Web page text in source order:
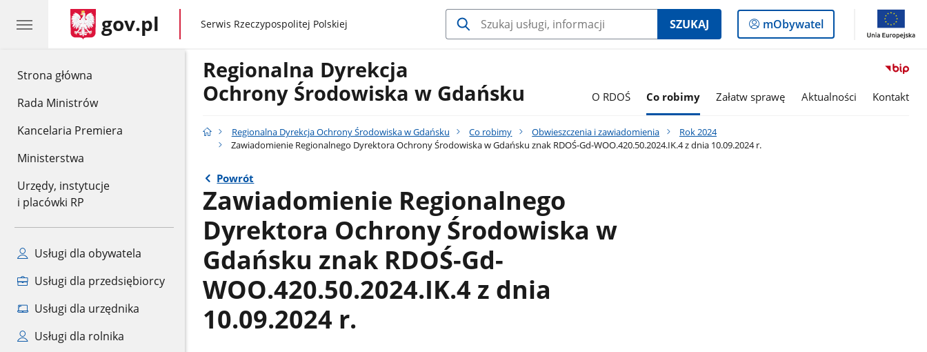
Strona główna
Rada Ministrów
Kancelaria Premiera
Ministerstwa
Urzędy, instytucje
i placówki RP
Usługi dla obywatela
Usługi dla przedsiębiorcy
Usługi dla urzędnika
Usługi dla rolnika
gov.pl gov.pl
Serwis Rzeczypospolitej Polskiej SZUKAJ
Logowanie
do
mObywatel
Regionalna Dyrekcja
Ochrony Środowiska w Gdańsku
O RDOŚ Co robimy Załatw sprawę Aktualności Kontakt
Regionalna Dyrekcja Ochrony Środowiska w Gdańsku Co robimy Obwieszczenia i zawiadomienia
Rok 2024
Zawiadomienie Regionalnego Dyrektora Ochrony Środowiska w Gdańsku znak RDOŚ-Gd-WOO.420.50.2024.IK.4 z dnia 10.09.2024 r.
Powrót
Zawiadomienie Regionalnego
Dyrektora Ochrony Środowiska w
Gdańsku znak RDOŚ-Gd-
WOO.420.50.2024.IK.4 z dnia
10.09.2024 r.